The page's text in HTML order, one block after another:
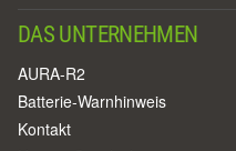
DAS UNTERNEHMEN
AURA-R2
Batterie-Warnhinweis
Kontakt